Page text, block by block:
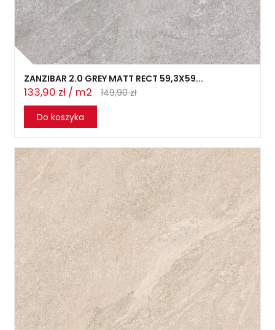
ZANZIBAR 2.0 GREY MATT RECT 59,3X59...
133,90 zł / m2
149,90 zł
Do koszyka